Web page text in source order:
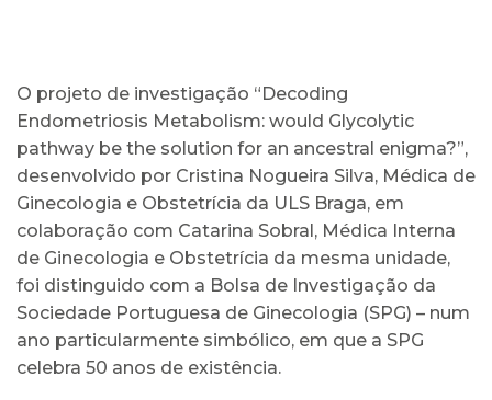
O projeto de investigação “Decoding
Endometriosis Metabolism: would Glycolytic
pathway be the solution for an ancestral enigma?”,
desenvolvido por Cristina Nogueira Silva, Médica de
Ginecologia e Obstetrícia da ULS Braga, em
colaboração com Catarina Sobral, Médica Interna
de Ginecologia e Obstetrícia da mesma unidade,
foi distinguido com a Bolsa de Investigação da
Sociedade Portuguesa de Ginecologia (SPG) – num
ano particularmente simbólico, em que a SPG
celebra 50 anos de existência.